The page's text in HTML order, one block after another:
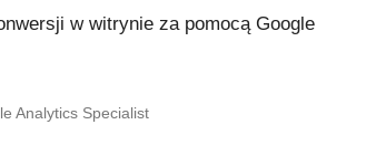
w witrynie za pomocą Google
Analytics Specialist